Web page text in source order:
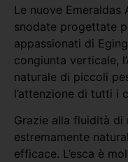
Le nuove Emeraldas
snodate progettate
appassionati di
congiunta verticale,
naturale di piccoli
l’attenzione di tutti i
Grazie alla fluidità di
estremamente
efficace. L’esca è